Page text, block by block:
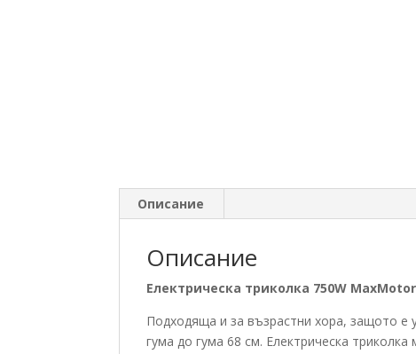
Описание
Описание
Електрическа триколка 750W
Подходяща и за възрастни хора, защото е
гума до гума 68 см. Електрическа